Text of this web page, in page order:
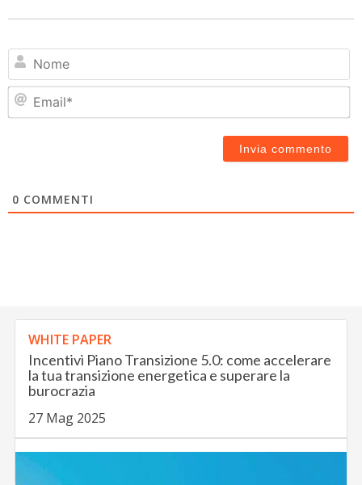
0 COMMENTI
WHITE PAPER
Incentivi Piano Transizione 5.0: come accelerare
la tua transizione energetica e superare la
burocrazia
27 Mag 2025